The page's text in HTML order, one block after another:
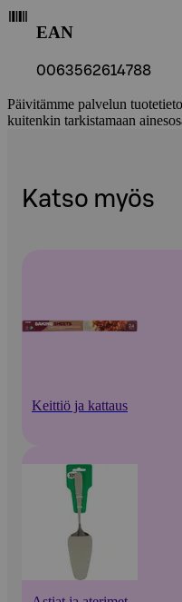
EAN
0063562614788
Päivitämme palvelun
kuitenkin tarkistamaan
Katso myös
Keittiö ja kattaus